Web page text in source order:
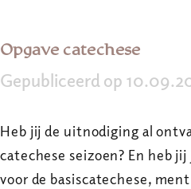
Opgave catechese
Gepubliceerd op
Heb jij de uitnodiging al
catechese seizoen? En heb
voor de basiscatechese,